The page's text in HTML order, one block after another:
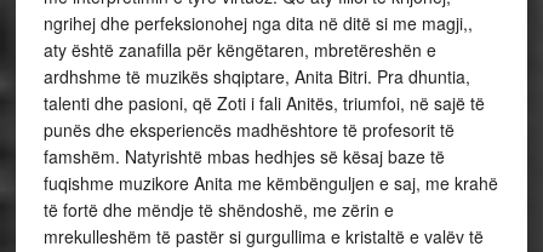
ngrihej dhe perfeksionohej nga dita në ditë si me magji,,
aty është zanafilla për këngëtaren, mbretëreshën e
ardhshme të muzikës shqiptare, Anita Bitri. Pra dhuntia,
talenti dhe pasioni, që Zoti i fali Anitës, triumfoi, në sajë të
punës dhe eksperiencës madhështore të profesorit të
famshëm. Natyrishtë mbas hedhjes së kësaj baze të
fuqishme muzikore Anita me këmbënguljen e saj, me krahë
të fortë dhe mëndje të shëndoshë, me zërin e
mrekulleshëm të pastër si gurgullima e kristaltë e valëv të